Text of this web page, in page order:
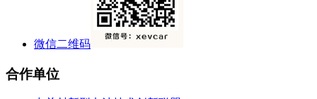
微信二维码
合作单位